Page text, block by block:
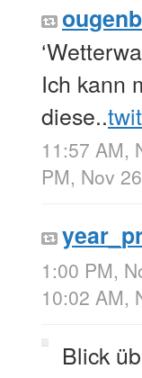
Ich kann
diese..
11:57 AM,
PM, Nov
1:00 PM,
10:02 AM,
Blick